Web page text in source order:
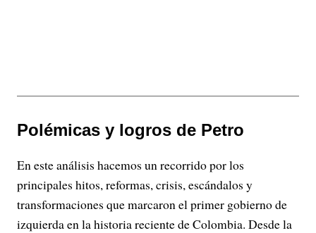
Polémicas y logros de Petro
En este análisis hacemos un recorrido por los
principales hitos, reformas, crisis, escándalos y
transformaciones que marcaron el primer gobierno de
izquierda en la historia reciente de Colombia. Desde la